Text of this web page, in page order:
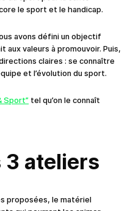
le sport et le handicap.
avons défini un objectif
aux valeurs à promouvoir. Puis,
claires : se connaître
et l’évolution du sport.
Sport” tel qu’on le connaît
3 ateliers
proposées, le matériel